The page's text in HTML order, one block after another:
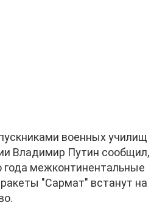
военных училищ
Владимир Путин сообщил,
года межконтинентальные
"Сармат" встанут на